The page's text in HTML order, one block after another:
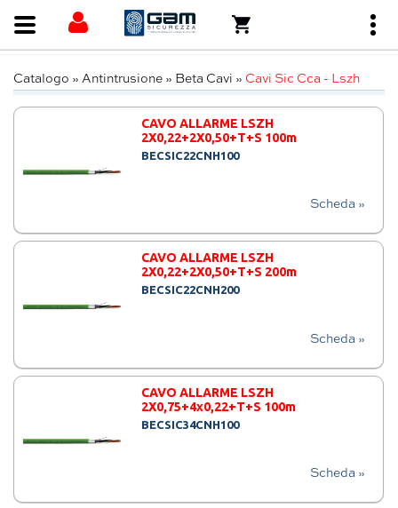
Catalogo » Antintrusione » Beta Cavi » Cavi Sic Cca - Lszh
CAVO ALLARME LSZH
2X0,22+2X0,50+T+S 100m
BECSIC22CNH100
Scheda »
CAVO ALLARME LSZH
2X0,22+2X0,50+T+S 200m
BECSIC22CNH200
Scheda »
CAVO ALLARME LSZH
2X0,75+4x0,22+T+S 100m
BECSIC34CNH100
Scheda »